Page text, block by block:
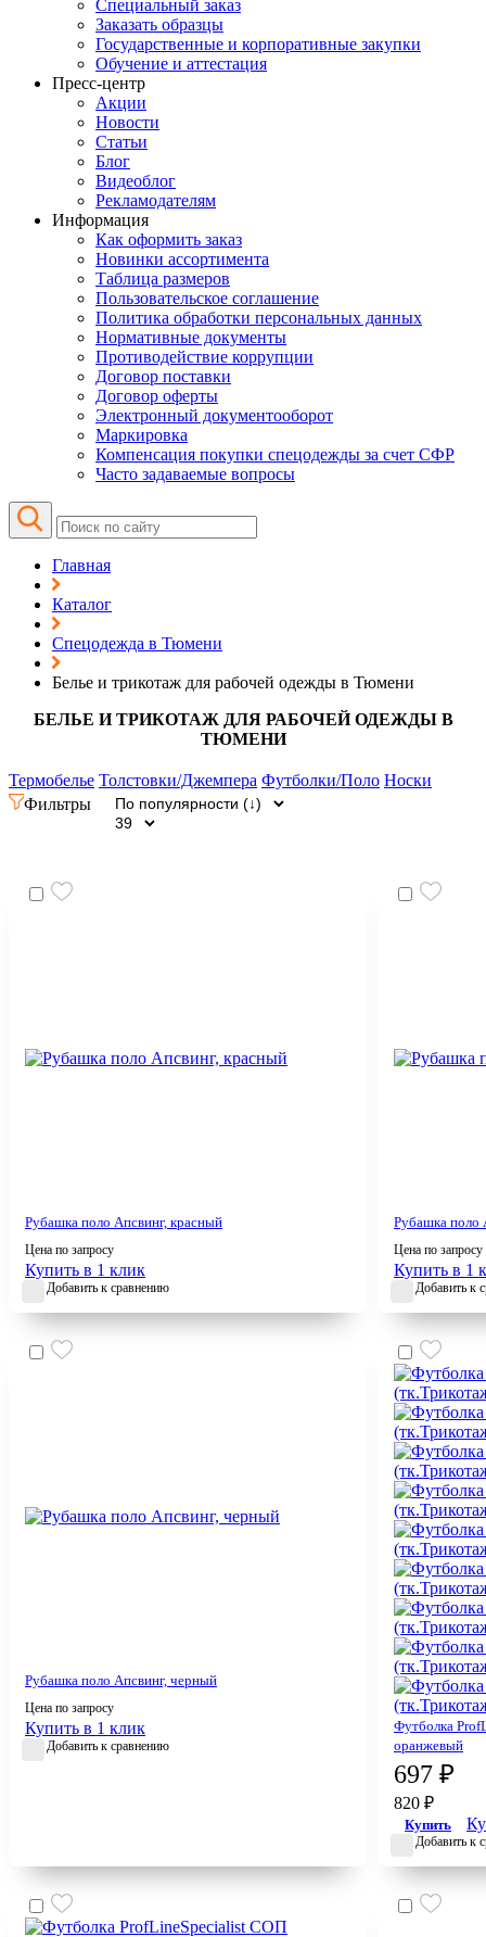
Специальный заказ
Заказать образцы
Государственные и корпоративные закупки
Обучение и аттестация
Пресс-центр
Акции
Новости
Статьи
Блог
Видеоблог
Рекламодателям
Информация
Как оформить заказ
Новинки ассортимента
Таблица размеров
Пользовательское соглашение
Политика обработки персональных данных
Нормативные документы
Противодействие коррупции
Договор поставки
Договор оферты
Электронный документооборот
Маркировка
Компенсация покупки спецодежды за счет СФР
Часто задаваемые вопросы
Главная
Каталог
Спецодежда в Тюмени
Белье и трикотаж для рабочей одежды в Тюмени
БЕЛЬЕ И ТРИКОТАЖ ДЛЯ РАБОЧЕЙ ОДЕЖДЫ В
ТЮМЕНИ
Термобелье Толстовки/Джемпера Футболки/Поло Носки
Фильтры
Рубашка поло Апсвинг, красный
Цена по запросу
Купить в 1 клик
Добавить к сравнению
Рубашка поло
Цена по запросу
Купить в 1
Добавить к
Рубашка поло Апсвинг, черный
Цена по запросу
Купить в 1 клик
Добавить к сравнению
Футболка
оранжевый
697 ₽
820 ₽
Купить
Добавить к